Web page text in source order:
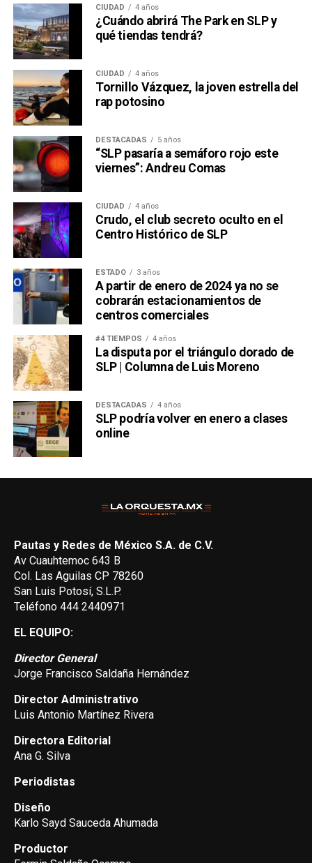
CIUDAD 4 años
¿Cuándo abrirá The Park en SLP y
qué tiendas tendrá?
CIUDAD 4 años
Tornillo Vázquez, la joven estrella del
rap potosino
DESTACADAS 5 años
“SLP pasaría a semáforo rojo este
viernes”: Andreu Comas
CIUDAD 4 años
Crudo, el club secreto oculto en el
Centro Histórico de SLP
ESTADO 3 años
A partir de enero de 2024 ya no se
cobrarán estacionamientos de
centros comerciales
#4 TIEMPOS 4 años
La disputa por el triángulo dorado de
SLP | Columna de Luis Moreno
DESTACADAS 4 años
SLP podría volver en enero a clases
online
Pautas y Redes de México S.A. de C.V.
Av Cuauhtemoc 643 B
Col. Las Aguilas CP 78260
San Luis Potosí, S.L.P.
Teléfono 444 2440971
EL EQUIPO:
Director General
Jorge Francisco Saldaña Hernández
Director Administrativo
Luis Antonio Martínez Rivera
Directora Editorial
Ana G. Silva
Periodistas
Diseño
Karlo Sayd Sauceda Ahumada
Productor